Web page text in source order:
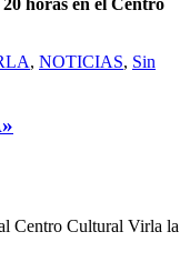
horas en el Centro
, NOTICIAS, Sin
Centro Cultural Virla la